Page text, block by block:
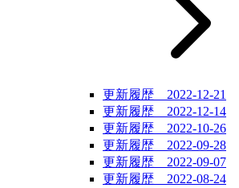
更新履歴 2022-12-21
更新履歴 2022-12-14
更新履歴 2022-10-26
更新履歴 2022-09-28
更新履歴 2022-09-07
更新履歴 2022-08-24